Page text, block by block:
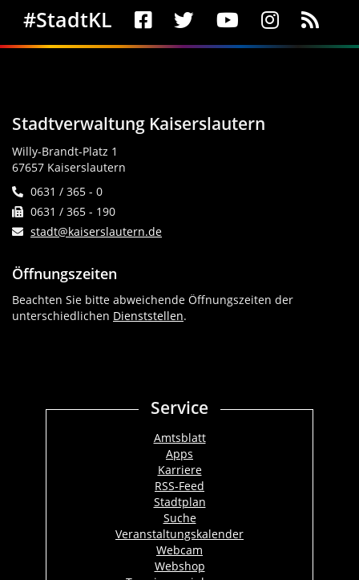
Social Media
#StadtKL
Stadtverwaltung Kaiserslautern
Willy-Brandt-Platz 1
67657 Kaiserslautern
0631 / 365 - 0
0631 / 365 - 190
stadt@kaiserslautern.de
Öffnungszeiten
Beachten Sie bitte abweichende Öffnungszeiten der
unterschiedlichen Dienststellen.
Service
Amtsblatt
Apps
Karriere
RSS-Feed
Stadtplan
Suche
Veranstaltungskalender
Webcam
Webshop